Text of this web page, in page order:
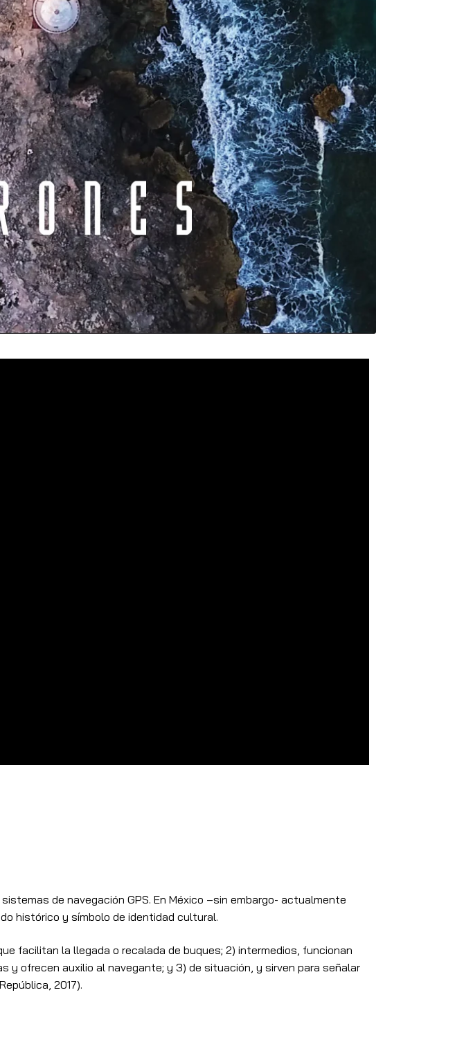
de navegación GPS. En México –sin embargo- actualmente
histórico y símbolo de identidad cultural.
facilitan la llegada o recalada de buques; 2) intermedios, funcionan
ofrecen auxilio al navegante; y 3) de situación, y sirven para señalar
2017).